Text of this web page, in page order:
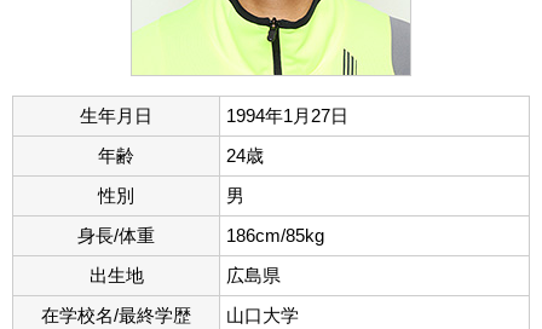
生年月日
1994年1月27日
年齢
24歳
性別
男
身長/体重
186cm/85kg
出生地
広島県
在学校名/最終学歴
山口大学